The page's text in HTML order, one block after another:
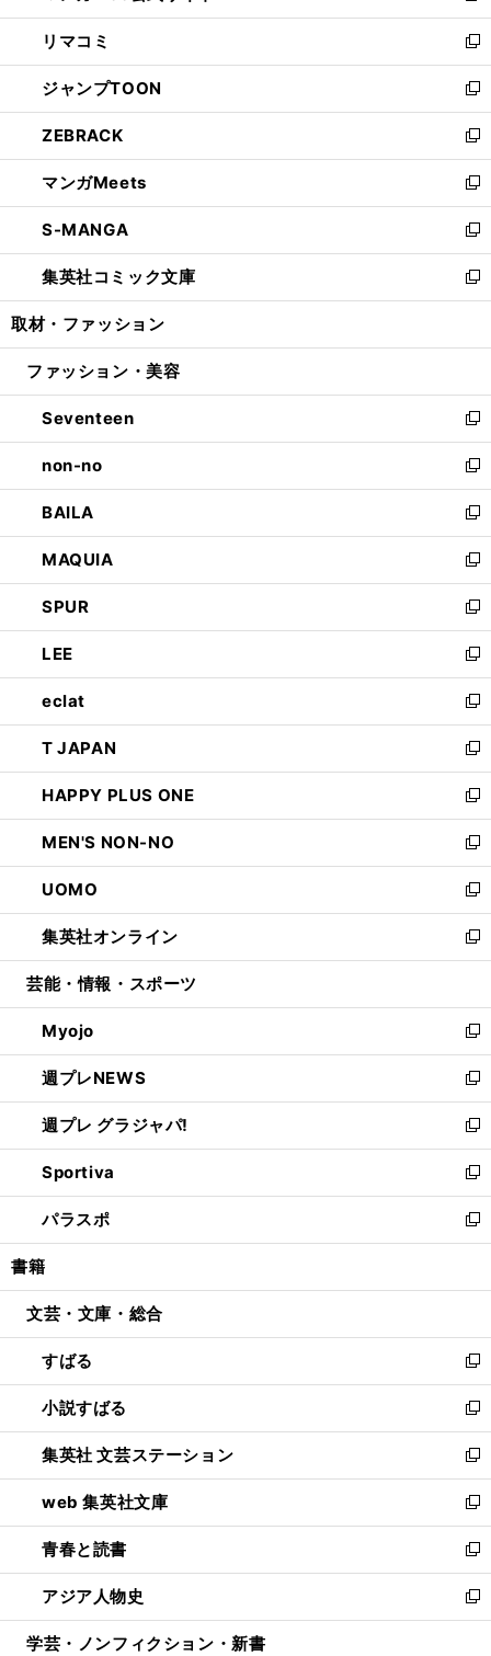
ウ
で
開
く
ン
ド
ウ
で
開
く
ウ
ィ
ン
ド
ウ
で
開
く
し
い
ウ
ィ
ン
ド
ウ
で
開
く
リマコミ
新
し
い
ウ
ィ
ン
ド
ウ
で
開
く
ジャンプTOON
新
し
い
ウ
ィ
ン
ド
ウ
で
開
ZEBRACK
新
し
い
ウ
ィ
ン
ド
ウ
開
マンガMeets
新
し
い
ウ
ィ
ン
ウ
開
く
S-MANGA
新
し
い
ウ
ン
ウ
で
開
く
集英社コミック文庫
新
し
ウ
ン
ド
ウ
で
開
く
取材・ファッション
ファッション・美容
Seventeen
新
し
い
ウ
ィ
ン
ド
ウ
で
開
く
non-no
新
し
い
ウ
ィ
ン
ド
ウ
で
開
く
BAILA
新
し
い
ウ
ィ
ン
ド
ウ
で
開
く
MAQUIA
新
し
い
ウ
ィ
ン
ド
ウ
で
開
く
SPUR
新
し
い
ウ
ィ
ン
ド
ウ
で
開
く
LEE
新
し
い
ウ
ィ
ン
ド
ウ
で
開
く
eclat
新
し
い
ウ
ィ
ン
ド
ウ
で
開
く
T JAPAN
新
し
い
ウ
ィ
ン
ド
ウ
で
開
HAPPY PLUS ONE
新
し
い
ウ
ィ
ン
ド
ウ
開
く
MEN'S NON-NO
新
し
い
ウ
ィ
ン
ウ
で
開
く
UOMO
新
し
い
ウ
ン
ド
ウ
で
開
く
集英社オンライン
新
し
ウ
ィ
ン
ド
ウ
で
開
く
芸能・情報・スポーツ
Myojo
新
し
い
ウ
ィ
ン
ド
ウ
で
開
週プレNEWS
新
し
い
ウ
ィ
ン
ド
ウ
開
週プレ グラジャパ!
新
し
い
ウ
ィ
ン
ウ
開
く
Sportiva
新
し
い
ウ
ン
ウ
で
開
く
パラスポ
新
し
ウ
ン
ド
ウ
で
開
く
書籍
文芸・文庫・総合
すばる
新
し
い
ウ
ィ
ン
ド
ウ
で
開
く
小説すばる
新
し
い
ウ
ィ
ン
ド
ウ
で
開
集英社 文芸ステーション
新
し
い
ウ
ィ
ン
ド
ウ
web 集英社文庫
新
し
い
ウ
ィ
ン
青春と読書
新
し
い
ウ
アジア人物史
新
し
学芸・ノンフィクション・新書